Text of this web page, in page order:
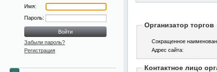
Имя:
Пароль:
Забыли пароль?
Регистрация
Организатор торгов
Сокращенное
Адрес сайта:
Контактное лицо